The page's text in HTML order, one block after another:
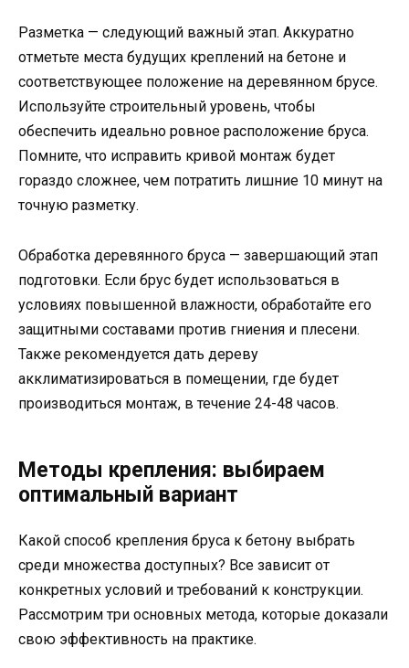
Разметка — следующий важный этап. Аккуратно
отметьте места будущих креплений на бетоне и
соответствующее положение на деревянном брусе.
Используйте строительный уровень, чтобы
обеспечить идеально ровное расположение бруса.
Помните, что исправить кривой монтаж будет
гораздо сложнее, чем потратить лишние 10 минут на
точную разметку.
Обработка деревянного бруса — завершающий этап
подготовки. Если брус будет использоваться в
условиях повышенной влажности, обработайте его
защитными составами против гниения и плесени.
Также рекомендуется дать дереву
акклиматизироваться в помещении, где будет
производиться монтаж, в течение 24-48 часов.
Методы крепления: выбираем
оптимальный вариант
Какой способ крепления бруса к бетону выбрать
среди множества доступных? Все зависит от
конкретных условий и требований к конструкции.
Рассмотрим три основных метода, которые доказали
свою эффективность на практике.